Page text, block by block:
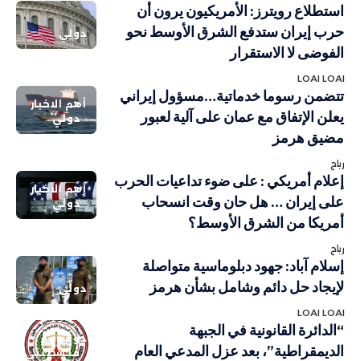
دولي
استطلاع رويترز: الأمريكيون يرون أن
حرب إيران ستدفع الشرق الأوسط نحو
الفوضى لا الاستقرار
LOAI LOAI
أهم الاخبار
دولي
تتضمن رسوما خدماتية…مسؤول إيراني
يعلن الإتفاق مع عمان على آلية لعبور
مضيق هرمز
رباح
أهم الاخبار
دولي
إعلام أمريكي : على ضوء تداعيات الحرب
على إيران … هل حان وقت انسحاب
أمريكا من الشرق الأوسط؟
رباح
دولي
إسلام آباد: جهود دبلوماسية متواصلة
لإيجاد حل دائم وشامل بشأن هرمز
LOAI LOAI
دولي
فلسطيني
“الدائرة القانونية في الجبهة
الديمقراطية”، بعد عزل المدعي العام